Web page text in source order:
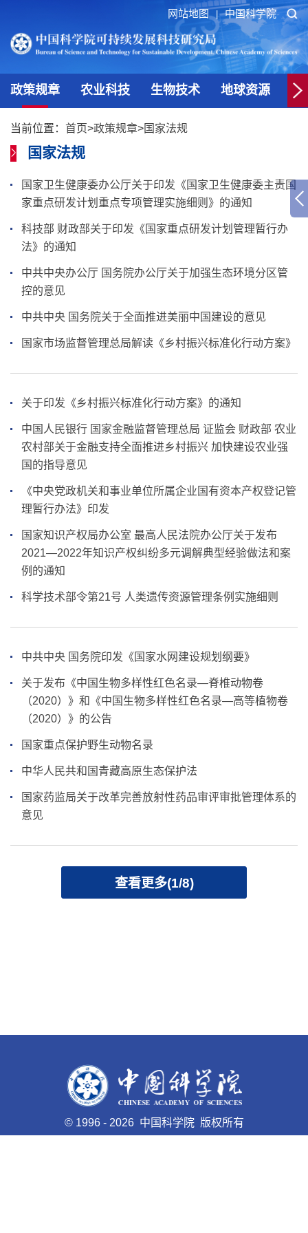
网站地图 中国科学院
政策规章 农业科技 生物技术 地球资源
当前位置： 首页>政策规章>国家法规
国家法规
国家卫生健康委办公厅关于印发《国家卫生健康委主责国
家重点研发计划重点专项管理实施细则》的通知
科技部 财政部关于印发《国家重点研发计划管理暂行办
法》的通知
中共中央办公厅 国务院办公厅关于加强生态环境分区管
控的意见
中共中央 国务院关于全面推进美丽中国建设的意见
国家市场监督管理总局解读《乡村振兴标准化行动方案》
关于印发《乡村振兴标准化行动方案》的通知
中国人民银行 国家金融监督管理总局 证监会 财政部 农业
农村部关于金融支持全面推进乡村振兴 加快建设农业强
国的指导意见
《中央党政机关和事业单位所属企业国有资本产权登记管
理暂行办法》印发
国家知识产权局办公室 最高人民法院办公厅关于发布
2021—2022年知识产权纠纷多元调解典型经验做法和案
例的通知
科学技术部令第21号 人类遗传资源管理条例实施细则
中共中央 国务院印发《国家水网建设规划纲要》
关于发布《中国生物多样性红色名录—脊椎动物卷
（2020）》和《中国生物多样性红色名录—高等植物卷
（2020）》的公告
国家重点保护野生动物名录
中华人民共和国青藏高原生态保护法
国家药监局关于改革完善放射性药品审评审批管理体系的
意见
查看更多(1/8)
© 1996 - 2026 中国科学院 版权所有